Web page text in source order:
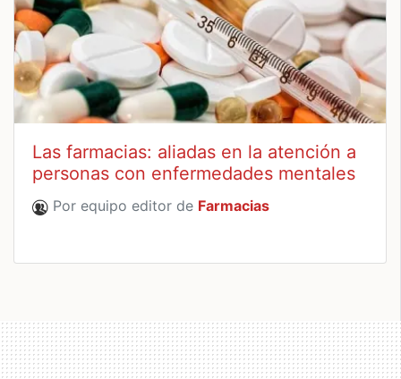
Las farmacias: aliadas en la atención a
personas con enfermedades mentales
Por equipo editor de Farmacias